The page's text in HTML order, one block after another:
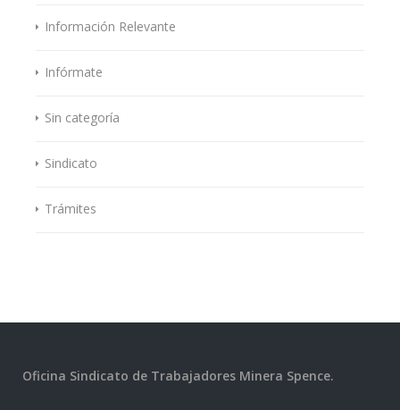
Información Relevante
Infórmate
Sin categoría
Sindicato
Trámites
Oficina Sindicato de Trabajadores Minera Spence.